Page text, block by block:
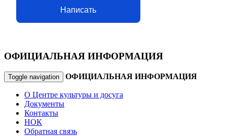
Написать
ОФИЦИАЛЬНАЯ ИНФОРМАЦИЯ
Toggle navigation ОФИЦИАЛЬНАЯ ИНФОРМАЦИЯ
О Центре культуры и досуга
Документы
Контакты
НОК
Обратная связь